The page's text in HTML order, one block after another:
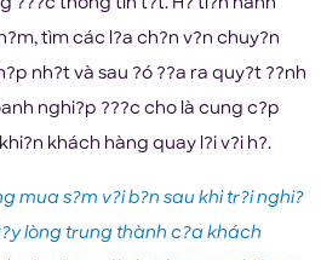
???c thông tin t?t. H? ti?n hành
tìm các l?a ch?n v?n chuy?n
nh?t và sau ?ó ??a ra quy?t ??nh
nghi?p ???c cho là cung c?p
khách hàng quay l?i v?i h?.
mua s?m v?i b?n sau khi tr?i nghi?
lòng trung thành c?a khách